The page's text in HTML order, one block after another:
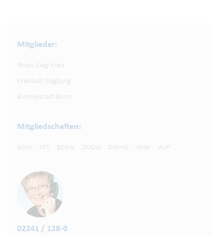
Mitglieder:
Rhein-Sieg-Kreis
Kreistadt Siegburg
Bundesstadt Bonn
Mitgliedschaften:
AGW ATT BDEW DVGW DWHG IWW VUP
02241 / 128-0